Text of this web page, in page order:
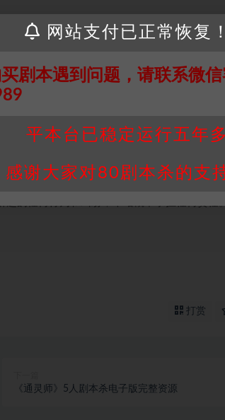
客服补发！！！网盘不限速下载神器→点此下载
来，仅供学习研究使用，请勿用于商业用途!
条约约束，并遵守所有适用的法律法规。
权或权利人。如有侵权，请发邮件通知并提供
内下架相关剧本攻略。
为本站收取的赞助费，用于本站整理资料的
的任何行为和纠纷，本站概不承担任何责任
打赏
《通灵师》5人剧本杀电子版完整资源
网站支付已正常恢复！
剧本遇到问题，请联系微信
平本台已稳定运行五年多
感谢大家对80剧本杀的支